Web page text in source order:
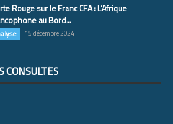
Rouge sur le Franc CFA : L’Afrique
au Bord...
15 décembre 2024
CONSULTÉS